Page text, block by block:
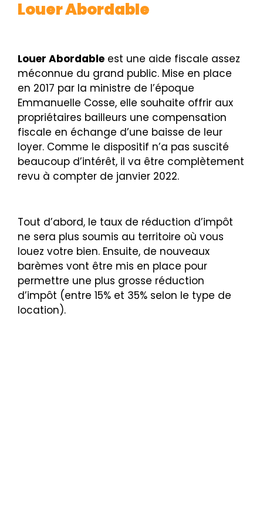
Louer Abordable
Louer Abordable est une aide fiscale assez
méconnue du grand public. Mise en place
en 2017 par la ministre de l’époque
Emmanuelle Cosse, elle souhaite offrir aux
propriétaires bailleurs une compensation
fiscale en échange d’une baisse de leur
loyer. Comme le dispositif n’a pas suscité
beaucoup d’intérêt, il va être complètement
revu à compter de janvier 2022.
Tout d’abord, le taux de réduction d’impôt
ne sera plus soumis au territoire où vous
louez votre bien. Ensuite, de nouveaux
barèmes vont être mis en place pour
permettre une plus grosse réduction
d’impôt (entre 15% et 35% selon le type de
location).